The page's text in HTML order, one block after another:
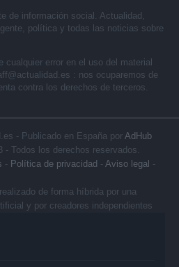
de información social. Actualidad,
política y todas las noticias sobre
cualquier error en el uso del material
: nos ocuparemos de
contra los derechos de terceros.
- Publicado en España por AdHub
- Todos los derechos reservados.
- Política de privacidad - Aviso legal -
de forma híbrida por una
y por creadores independientes